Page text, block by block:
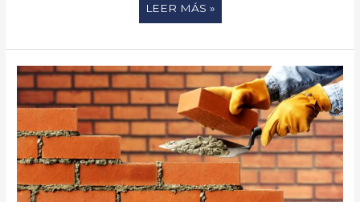
LEER MÁS »
NUEVO
CURSO
PRESENCIAL:
ALBAÑILERÍA
EN
COMUNIDADES